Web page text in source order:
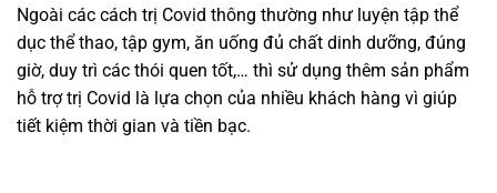
Ngoài các cách trị Covid thông thường như luyện tập thể
dục thể thao, tập gym, ăn uống đủ chất dinh dưỡng, đúng
giờ, duy trì các thói quen tốt,… thì sử dụng thêm sản phẩm
hỗ trợ trị Covid là lựa chọn của nhiều khách hàng vì giúp
tiết kiệm thời gian và tiền bạc.